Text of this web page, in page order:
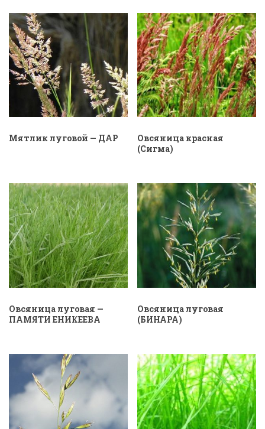
Мятлик луговой — ДАР
Овсяница красная
(Сигма)
Овсяница луговая —
ПАМЯТИ ЕНИКЕЕВА
Овсяница луговая
(БИНАРА)